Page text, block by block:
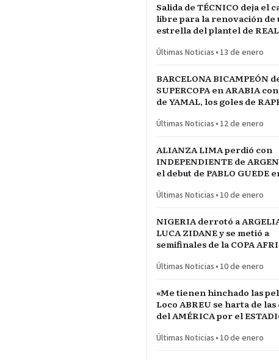
Salida de TÉCNICO deja el
libre para la renovación de
estrella del plantel de REAL
Últimas Noticias • 13 de enero
BARCELONA BICAMPEÓN
SUPERCOPA en ARABIA
de YAMAL, los goles de
Últimas Noticias • 12 de enero
ALIANZA LIMA perdió con
INDEPENDIENTE de
el debut de PABLO GUEDE
Últimas Noticias • 10 de enero
NIGERIA derrotó a
LUCA ZIDANE y se metió a
semifinales de la COPA
Últimas Noticias • 10 de enero
«Me tienen hinchado las
Loco ABREU se harta de las quejas
del AMÉRICA por el
Últimas Noticias • 10 de enero